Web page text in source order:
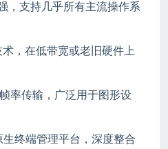
，支持几乎所有主流操作系
，在低带宽或老旧硬件上
率传输，广泛用于图形设
终端管理平台，深度整合